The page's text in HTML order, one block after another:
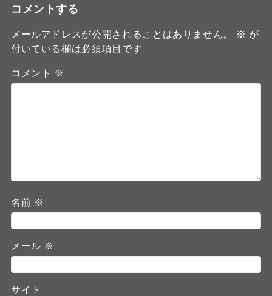
コメントする
メールアドレスが公開されることはありません。 ※ が
付いている欄は必須項目です
コメント ※
名前 ※
メール ※
サイト